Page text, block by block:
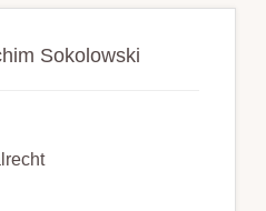
Sokolowski